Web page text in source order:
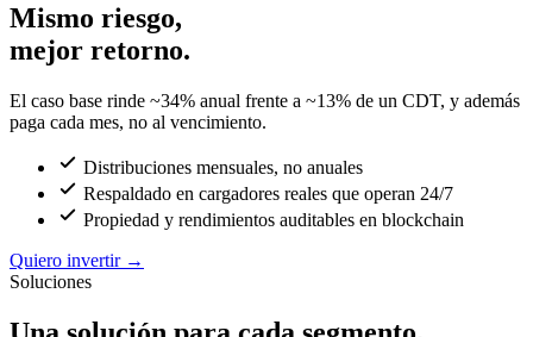
Mismo riesgo,
mejor retorno.
El caso base rinde ~34% anual frente a ~13% de un CDT, y además
paga cada mes, no al vencimiento.
Distribuciones mensuales, no anuales
Respaldado en cargadores reales que operan 24/7
Propiedad y rendimientos auditables en blockchain
Quiero invertir →
Soluciones